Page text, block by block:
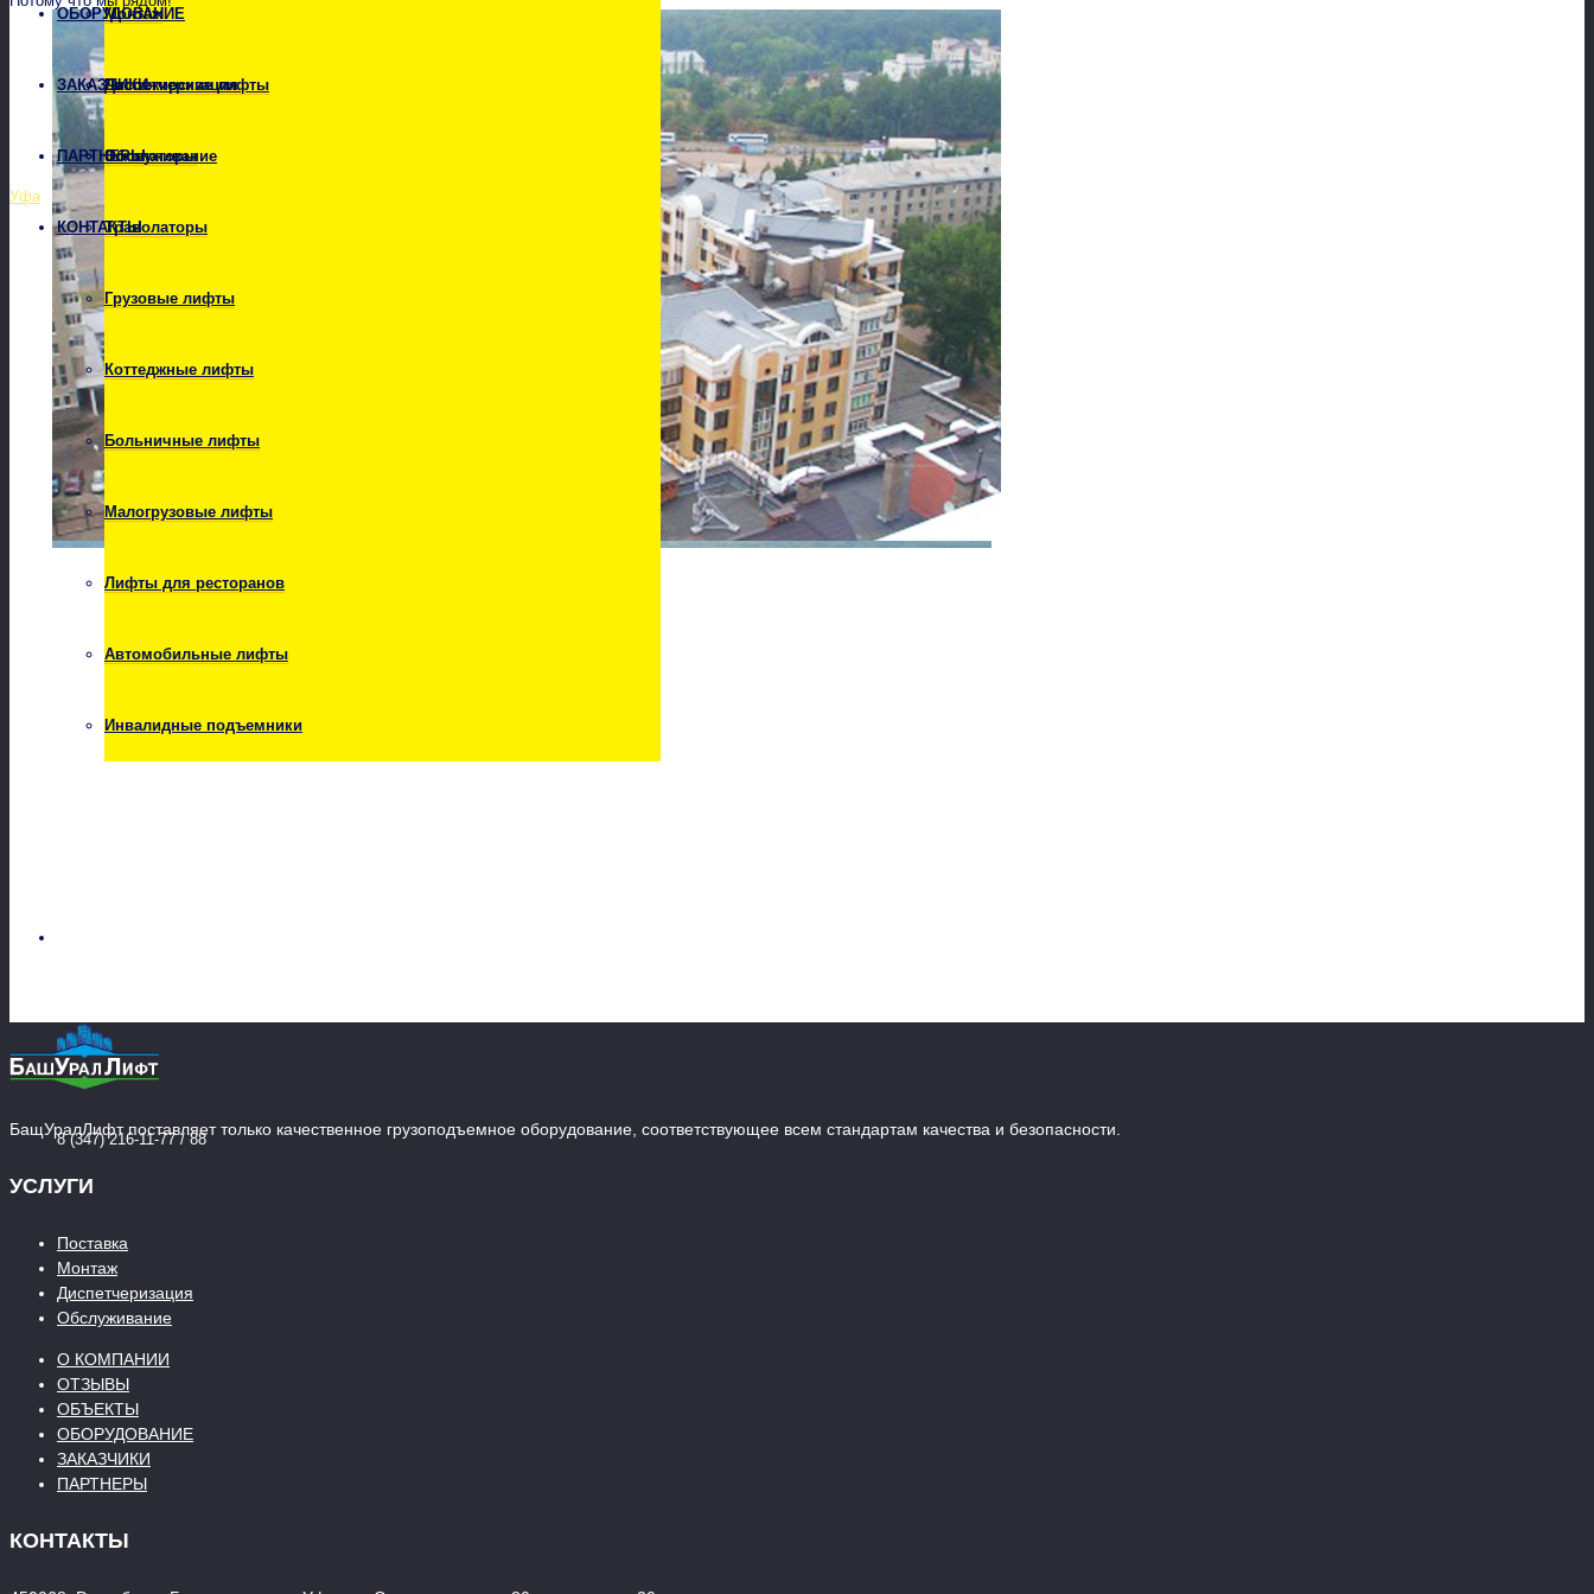
Уфа
8 (347) 216-11-77 / 88
Монтаж
Диспетчеризация
Обслуживание
ОБОРУДОВАНИЕ
Пассажирские лифты
Эскалаторы
Траволаторы
Грузовые лифты
Коттеджные лифты
Больничные лифты
Малогрузовые лифты
Лифты для ресторанов
Автомобильные лифты
Инвалидные подъемники
ЗАКАЗЧИКИ
ПАРТНЕРЫ
КОНТАКТЫ
БащУралЛифт поставляет только качественное грузоподъемное оборудование, соответствующее всем стандартам качества и безопасности.
УСЛУГИ
Поставка
Монтаж
Диспетчеризация
Обслуживание
О КОМПАНИИ
ОТЗЫВЫ
ОБЪЕКТЫ
ОБОРУДОВАНИЕ
ЗАКАЗЧИКИ
ПАРТНЕРЫ
КОНТАКТЫ